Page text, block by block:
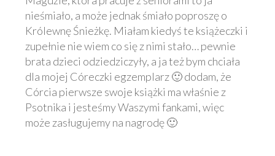
nieśmiało, a może jednak śmiało poproszę o
Królewnę Śnieżkę. Miałam kiedyś te książeczki i
zupełnie nie wiem co się z nimi stało… pewnie
brata dzieci odziedziczyły, a ja też bym chciała
dla mojej Córeczki egzemplarz 🙂 dodam, że
Córcia pierwsze swoje książki ma właśnie z
Psotnika i jesteśmy Waszymi fankami, więc
może zasługujemy na nagrodę 🙂